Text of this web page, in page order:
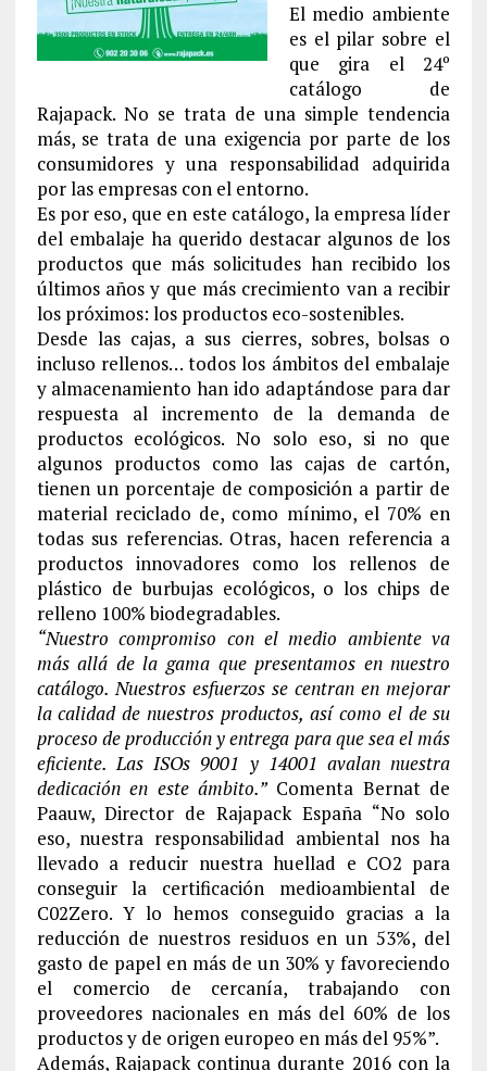
El medio ambiente
es el pilar sobre el
que gira el 24º
catálogo de
Rajapack. No se trata de una simple tendencia
más, se trata de una exigencia por parte de los
consumidores y una responsabilidad adquirida
por las empresas con el entorno.
Es por eso, que en este catálogo, la empresa líder
del embalaje ha querido destacar algunos de los
productos que más solicitudes han recibido los
últimos años y que más crecimiento van a recibir
los próximos: los productos eco-sostenibles.
Desde las cajas, a sus cierres, sobres, bolsas o
incluso rellenos… todos los ámbitos del embalaje
y almacenamiento han ido adaptándose para dar
respuesta al incremento de la demanda de
productos ecológicos. No solo eso, si no que
algunos productos como las cajas de cartón,
tienen un porcentaje de composición a partir de
material reciclado de, como mínimo, el 70% en
todas sus referencias. Otras, hacen referencia a
productos innovadores como los rellenos de
plástico de burbujas ecológicos, o los chips de
relleno 100% biodegradables.
“Nuestro compromiso con el medio ambiente va
más allá de la gama que presentamos en nuestro
catálogo. Nuestros esfuerzos se centran en mejorar
la calidad de nuestros productos, así como el de su
proceso de producción y entrega para que sea el más
eficiente. Las ISOs 9001 y 14001 avalan nuestra
dedicación en este ámbito.”Comenta Bernat de
Paauw, Director de Rajapack España “No solo
eso, nuestra responsabilidad ambiental nos ha
llevado a reducir nuestra huellad e CO2 para
conseguir la certificación medioambiental de
C02Zero. Y lo hemos conseguido gracias a la
reducción de nuestros residuos en un 53%, del
gasto de papel en más de un 30% y favoreciendo
el comercio de cercanía, trabajando con
proveedores nacionales en más del 60% de los
productos y de origen europeo en más del 95%”.
Además, Rajapack continua durante 2016 con la